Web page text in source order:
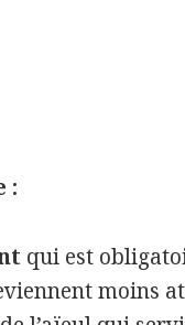
:
qui est
moins